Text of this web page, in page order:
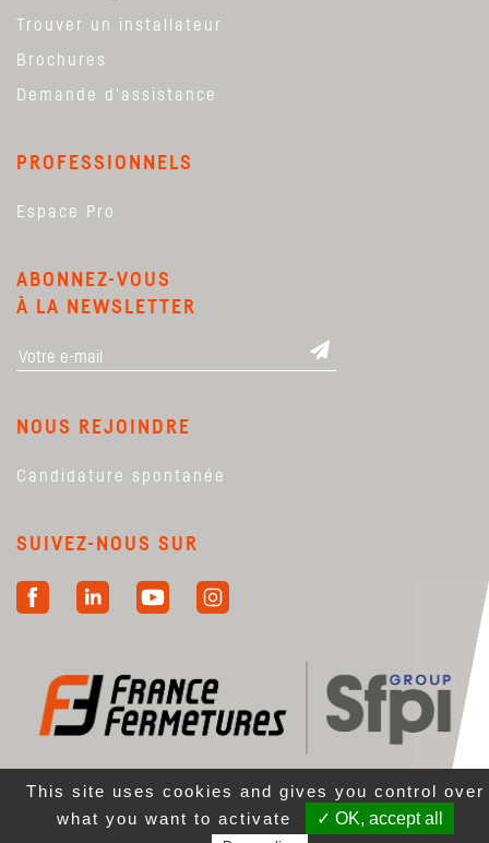
Trouver un installateur
Brochures
Demande d'assistance
PROFESSIONNELS
Espace Pro
ABONNEZ-VOUS
À LA NEWSLETTER
NOUS REJOINDRE
Candidature spontanée
SUIVEZ-NOUS SUR
This site uses cookies and gives you control over
what you want to activate
✓ OK, accept all